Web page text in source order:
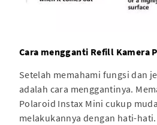
Cara mengganti Refill Kamera
Setelah memahami fungsi dan
adalah cara menggantinya.
Polaroid Instax Mini cukup
melakukannya dengan hati-hati.